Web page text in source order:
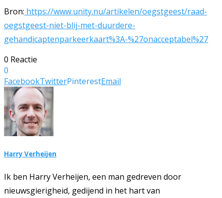
Bron: https://www.unity.nu/artikelen/oegstgeest/raad-
oegstgeest-niet-blij-met-duurdere-
gehandicaptenparkeerkaart%3A-%27onacceptabel%27
0 Reactie
0
FacebookTwitterPinterestEmail
Harry Verheijen
Ik ben Harry Verheijen, een man gedreven door
nieuwsgierigheid, gedijend in het hart van